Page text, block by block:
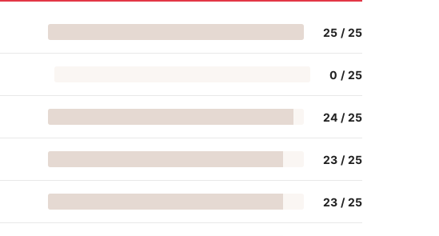
25 / 25
0 / 25
24 / 25
23 / 25
23 / 25